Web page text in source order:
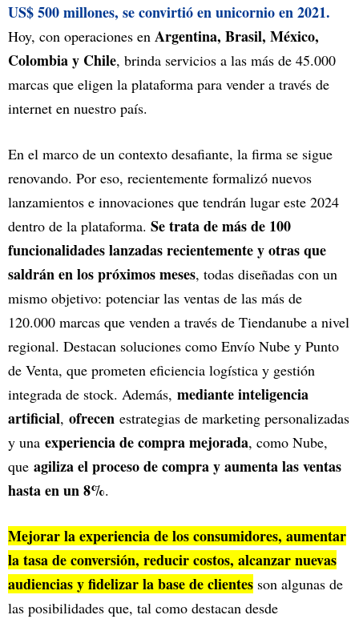
US$ 500 millones, se convirtió en unicornio en 2021.
Hoy, con operaciones en Argentina, Brasil, México,
Colombia y Chile, brinda servicios a las más de 45.000
marcas que eligen la plataforma para vender a través de
internet en nuestro país.
En el marco de un contexto desafiante, la firma se sigue
renovando. Por eso, recientemente formalizó nuevos
lanzamientos e innovaciones que tendrán lugar este 2024
dentro de la plataforma. Se trata de más de 100
funcionalidades lanzadas recientemente y otras que
saldrán en los próximos meses, todas diseñadas con un
mismo objetivo: potenciar las ventas de las más de
120.000 marcas que venden a través de Tiendanube a nivel
regional. Destacan soluciones como Envío Nube y Punto
de Venta, que prometen eficiencia logística y gestión
integrada de stock. Además, mediante inteligencia
artificial, ofrecen estrategias de marketing personalizadas
y una experiencia de compra mejorada, como Nube,
que agiliza el proceso de compra y aumenta las ventas
hasta en un 8%.
Mejorar la experiencia de los consumidores, aumentar
la tasa de conversión, reducir costos, alcanzar nuevas
audiencias y fidelizar la base de clientes son algunas de
las posibilidades que, tal como destacan desde